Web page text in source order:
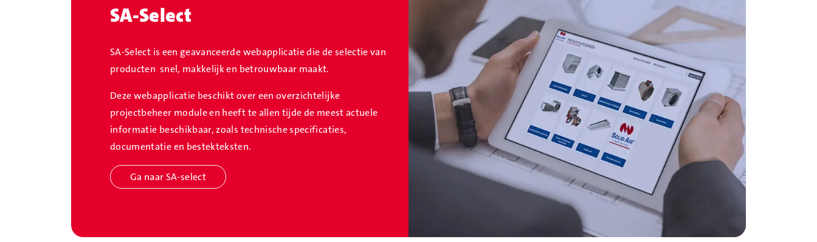
SA-Select
SA-Select is een geavanceerde webapplicatie die de selectie van
producten snel, makkelijk en betrouwbaar maakt.
Deze webapplicatie beschikt over een overzichtelijke
projectbeheer module en heeft te allen tijde de meest actuele
informatie beschikbaar, zoals technische specificaties,
documentatie en bestekteksten.
Ga naar SA-select